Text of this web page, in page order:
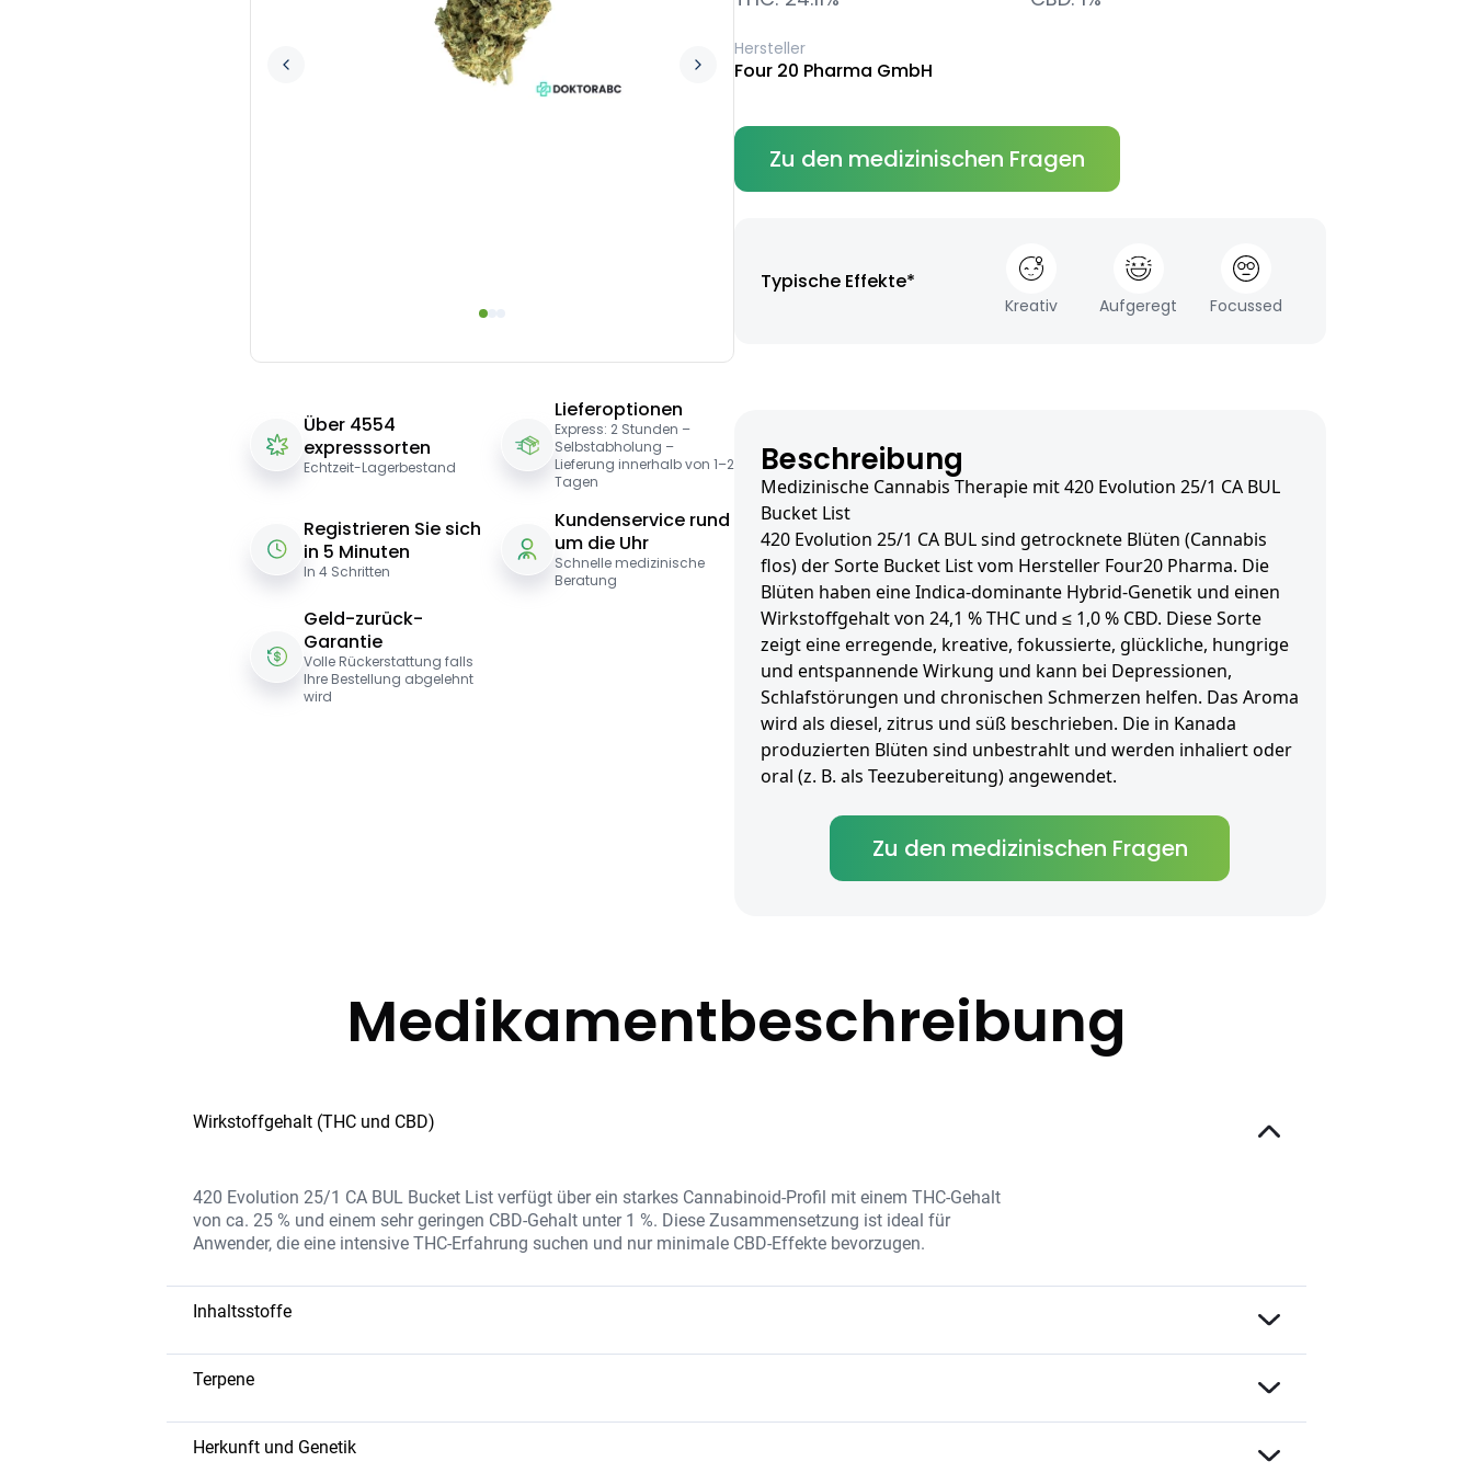
Über 4554
expresssorten
Echtzeit-Lagerbestand
Lieferoptionen
Express: 2 Stunden –
Selbstabholung –
Lieferung innerhalb von 1–2
Tagen
Registrieren Sie sich
in 5 Minuten
In 4 Schritten
Kundenservice rund
um die Uhr
Schnelle medizinische
Beratung
Geld-zurück-
Garantie
Volle Rückerstattung falls
Ihre Bestellung abgelehnt
wird
Hersteller
Four 20 Pharma GmbH
Zu den medizinischen Fragen
Typische Effekte*
Kreativ Aufgeregt Focussed
Beschreibung
Medizinische Cannabis Therapie mit 420 Evolution 25/1 CA BUL
Bucket List
420 Evolution 25/1 CA BUL sind getrocknete Blüten (Cannabis
flos) der Sorte Bucket List vom Hersteller Four20 Pharma. Die
Blüten haben eine Indica-dominante Hybrid-Genetik und einen
Wirkstoffgehalt von 24,1 % THC und ≤ 1,0 % CBD. Diese Sorte
zeigt eine erregende, kreative, fokussierte, glückliche, hungrige
und entspannende Wirkung und kann bei Depressionen,
Schlafstörungen und chronischen Schmerzen helfen. Das Aroma
wird als diesel, zitrus und süß beschrieben. Die in Kanada
produzierten Blüten sind unbestrahlt und werden inhaliert oder
oral (z. B. als Teezubereitung) angewendet.
Zu den medizinischen Fragen
Medikamentbeschreibung
Wirkstoffgehalt (THC und CBD)
420 Evolution 25/1 CA BUL Bucket List verfügt über ein starkes Cannabinoid-Profil mit einem THC-Gehalt
von ca. 25 % und einem sehr geringen CBD-Gehalt unter 1 %. Diese Zusammensetzung ist ideal für
Anwender, die eine intensive THC-Erfahrung suchen und nur minimale CBD-Effekte bevorzugen.
Inhaltsstoffe
Diese Sorte enthält eine hohe THC-Konzentration und eine ausgewählte Mischung an Terpenen und
Flavonoiden, die das Aroma und die Wirkung verstärken. 420 Evolution 25/1 CA BUL Bucket List ist frei
Terpene
Caryophyllen– bietet würzige und erdige Noten und kann entzündungshemmende Effekte haben
Limonen– bringt eine frische Zitrusnote und stimmungsaufhellende Wirkung
Herkunft und Genetik